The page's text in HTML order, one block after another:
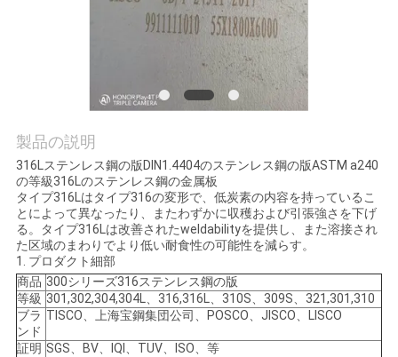
連
絡
し
な
さ
い
製品の説明
316Lステンレス鋼の版DIN1.4404のステンレス鋼の版ASTM a240
の等級316Lのステンレス鋼の金属板
タイプ316Lはタイプ316の変形で、低炭素の内容を持っているこ
とによって異なったり、またわずかに収穫および引張強さを下げ
る。タイプ316Lは改善されたweldabilityを提供し、また溶接され
た区域のまわりでより低い耐食性の可能性を減らす。
1. プロダクト細部
商品 300シリーズ316ステンレス鋼の版
等級 301,302,304,304L、316,316L、310S、309S、321,301,310
ブラ
ンド
TISCO、上海宝鋼集団公司、POSCO、JISCO、LISCO
証明 SGS、BV、IQI、TUV、ISO、等